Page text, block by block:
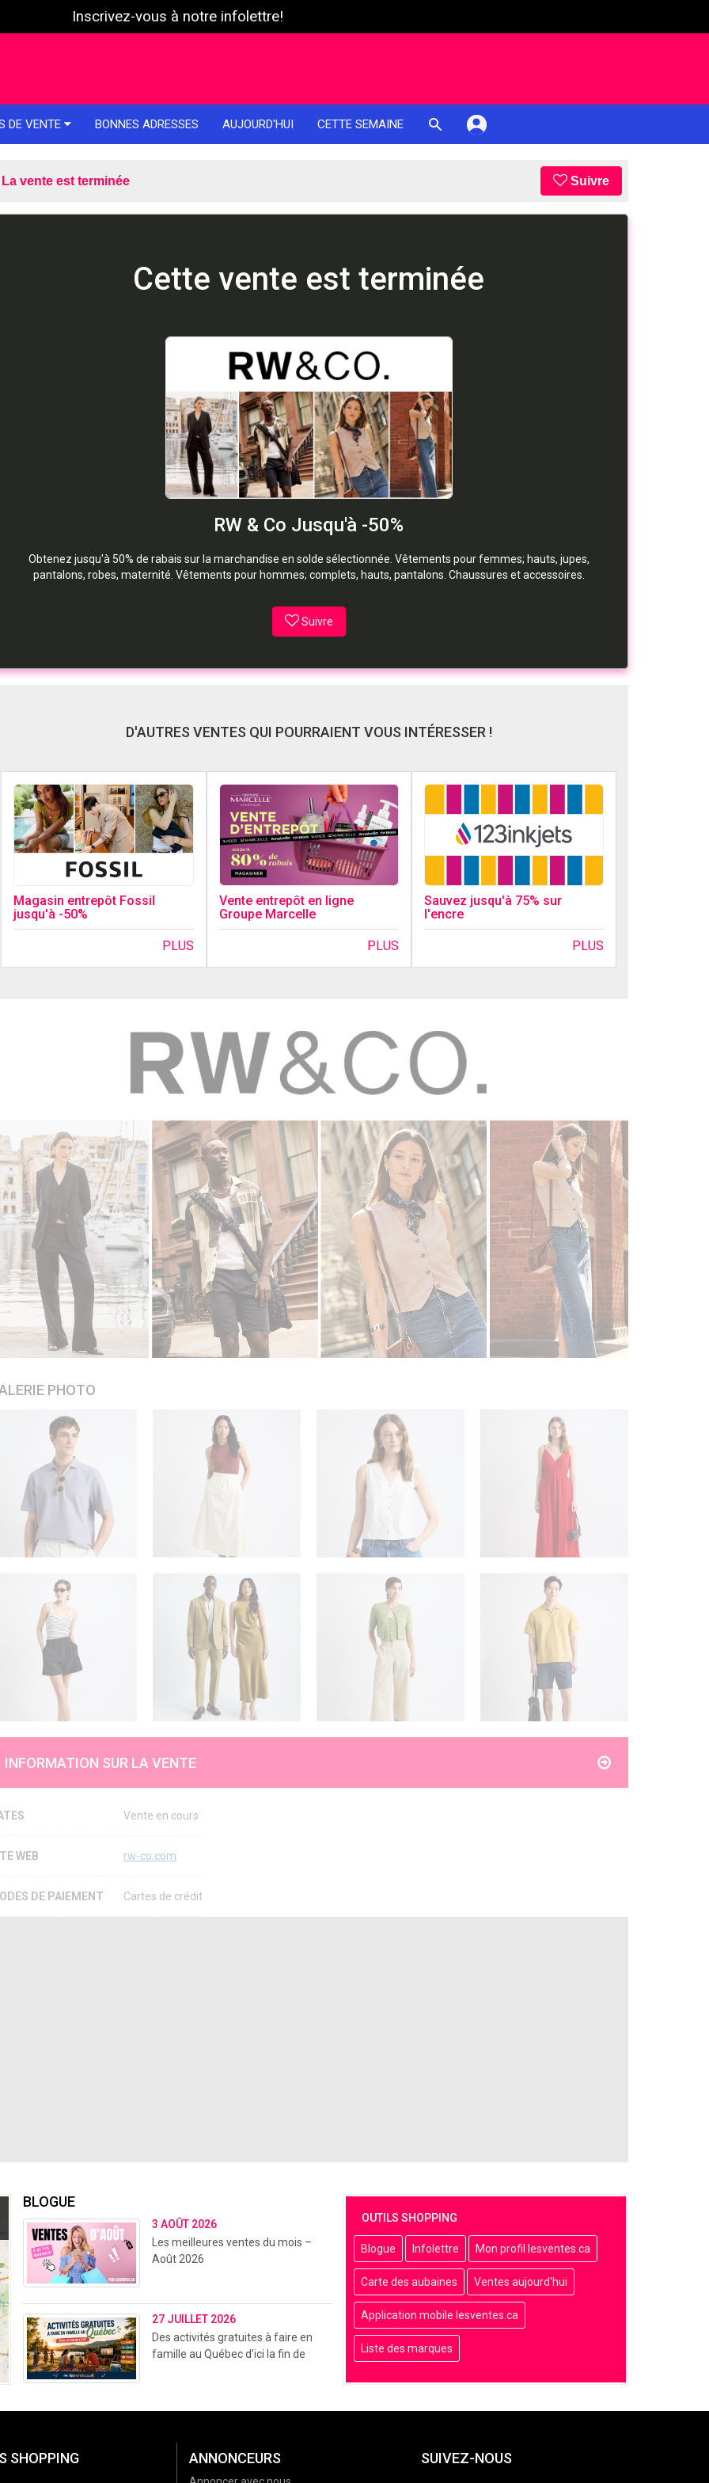
Inscrivez-vous à notre infolettre!
DE VENTE BONNES ADRESSES AUJOURD'HUI CETTE SEMAINE
La vente est terminée Suivre
Cette vente est terminée
RW & Co Jusqu'à -50%
Obtenez jusqu'à 50% de rabais sur la marchandise en solde sélectionnée. Vêtements pour femmes; hauts, jupes,
pantalons, robes, maternité. Vêtements pour hommes; complets, hauts, pantalons. Chaussures et accessoires.
Suivre
D'AUTRES VENTES QUI POURRAIENT VOUS INTÉRESSER !
Magasin entrepôt Fossil
jusqu'à -50%
PLUS
Vente entrepôt en ligne
Groupe Marcelle
PLUS
Sauvez jusqu'à 75% sur
l'encre
PLUS
PHOTO
INFORMATION SUR LA VENTE
Vente en cours
WEB rw-co.com
DE PAIEMENT Cartes de crédit
OUTILS SHOPPING
Blogue Infolettre Mon profil lesventes.ca
Carte des aubaines Ventes aujourd'hui
Application mobile lesventes.ca
Liste des marques
BLOGUE
3 AOÛT 2026
Les meilleures ventes du mois –
Août 2026
27 JUILLET 2026
Des activités gratuites à faire en
famille au Québec d’ici la fin de
SHOPPING ANNONCEURS SUIVEZ-NOUS